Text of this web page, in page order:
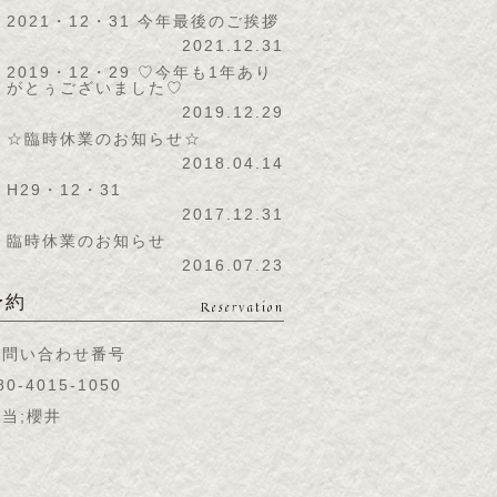
2021・12・31 今年最後のご挨拶
2021.12.31
2019・12・29 ♡今年も1年あり
がとぅございました♡
2019.12.29
☆臨時休業のお知らせ☆
2018.04.14
H29・12・31
2017.12.31
臨時休業のお知らせ
2016.07.23
約 Reservation
い合わせ番号
4015-1050
;櫻井